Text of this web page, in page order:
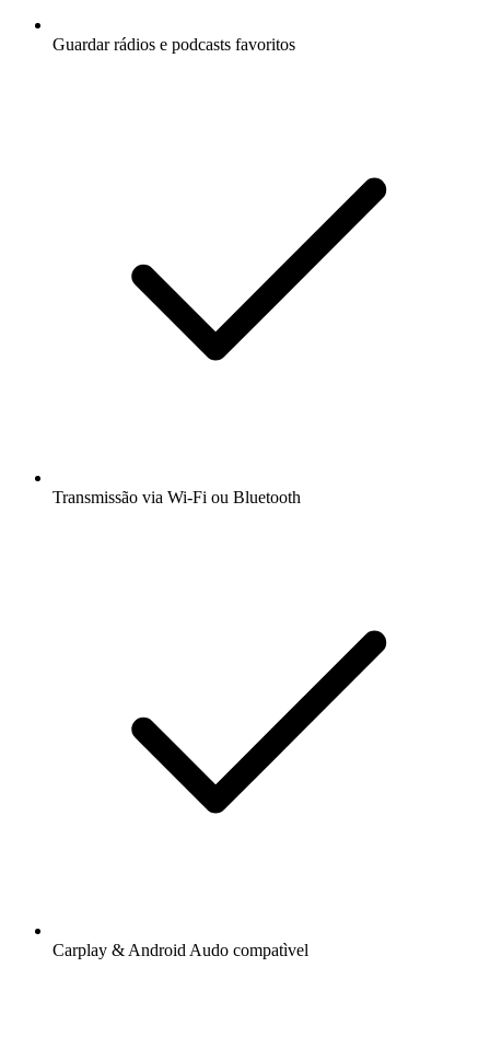
Guardar rádios e podcasts favoritos
Transmissão via Wi-Fi ou Bluetooth
Carplay & Android Audo compatìvel